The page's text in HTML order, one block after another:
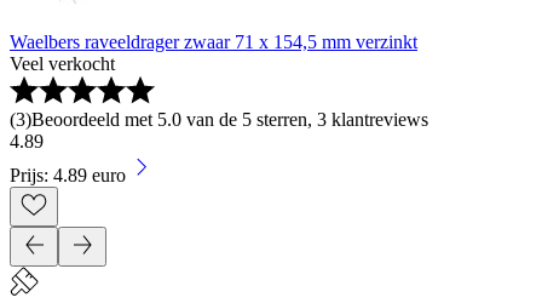
Waelbers raveeldrager zwaar 71 x 154,5 mm verzinkt
Veel verkocht
(3)Beoordeeld met 5.0 van de 5 sterren, 3 klantreviews
4.89
Prijs: 4.89 euro